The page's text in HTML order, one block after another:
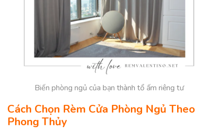
Biến phòng ngủ của bạn thành tổ ấm riêng tư
Cách Chọn Rèm Cửa Phòng Ngủ Theo
Phong Thủy